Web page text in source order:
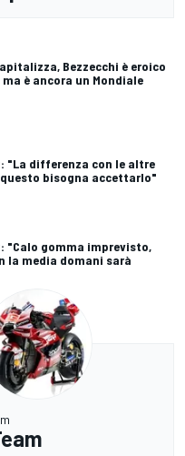
Bezzecchi è eroico
è ancora un Mondiale
"La differenza con le altre
questo bisogna accettarlo"
"Calo gomma imprevisto,
la media domani sarà